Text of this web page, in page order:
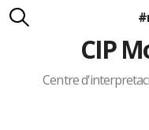
Carlota Royo
Francesca Barcellona
CIP
Centre